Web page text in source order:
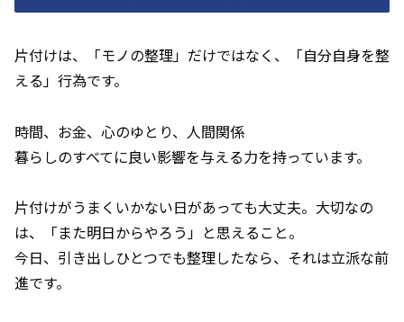
片付けは、「モノの整理」だけではなく、「自分自身を整
える」行為です。
時間、お金、心のゆとり、人間関係――
暮らしのすべてに良い影響を与える力を持っています。
片付けがうまくいかない日があっても大丈夫。大切なの
は、「また明日からやろう」と思えること。
今日、引き出しひとつでも整理したなら、それは立派な前
進です。